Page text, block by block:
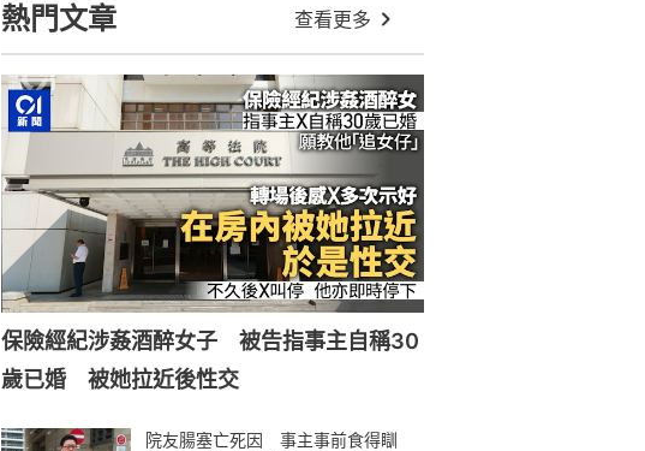
熱門文章 查看更多
保險經紀涉姦酒醉女子 被告指事主自稱30
歲已婚 被她拉近後性交
院友腸塞亡死因 事主事前食得瞓